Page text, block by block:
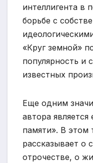
интеллигента в
борьбе с
«Круг земной»
популярность и
известных
Еще одним
автора является
памяти». В этом
рассказывает о
отрочестве, о